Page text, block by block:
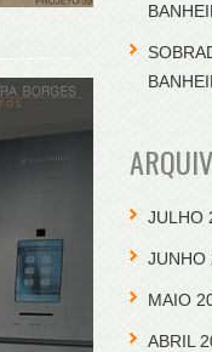
JULHO
JUNHO
MAIO
ABRIL